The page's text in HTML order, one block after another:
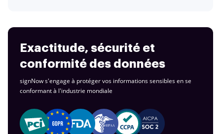
Exactitude, sécurité et
conformité des données
signNow s'engage à protéger vos informations sensibles en se
conformant à l'industrie mondiale